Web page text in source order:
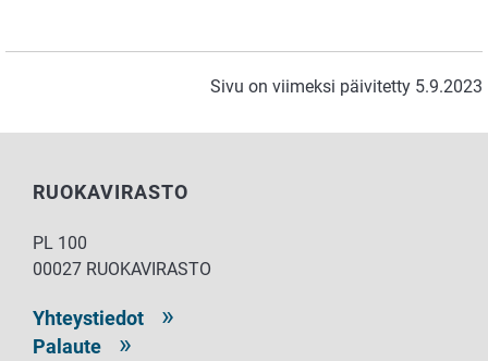
Sivu on viimeksi päivitetty 5.9.2023
RUOKAVIRASTO
PL 100
00027 RUOKAVIRASTO
Yhteystiedot
Palaute